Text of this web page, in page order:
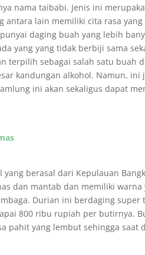
nama taibabi. Jenis ini
lain memiliki cita rasa
daging buah yang lebih
yang yang tidak berbiji sama
terpilih sebagai salah satu buah
kandungan alkohol. Namun,
ini akan sekaligus dapat
berasal dari Kepulauan
dan mantab dan memiliki warna
Durian ini berdaging super
800 ribu rupiah per butirnya.
pahit yang lembut sehingga saat